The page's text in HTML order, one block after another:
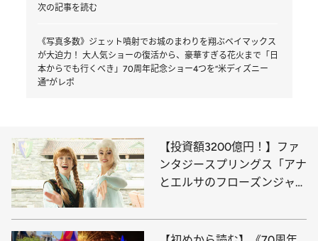
次の記事を読む
《写真多数》ジェット噴射でお城のまわりを翔ぶベイマックス
が大迫力！ 大人気ショーの復活から、豪華すぎる花火まで「日
本からでも行くべき」70周年記念ショー4つを“米ディズニー
通”がレポ
【投資額3200億円！】ファ
ンタジースプリングス「アナ
とエルサのフローズンジャー